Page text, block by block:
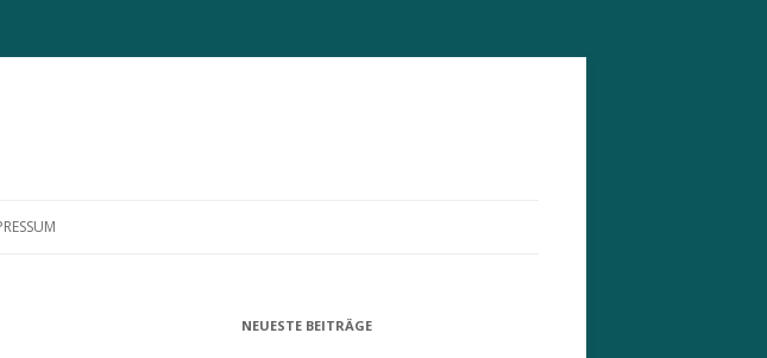
NEUESTE BEITRÄGE